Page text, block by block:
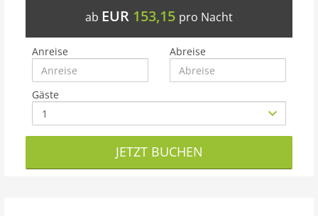
ab EUR 153,15 pro Nacht
Anreise Abreise
Gäste
JETZT BUCHEN